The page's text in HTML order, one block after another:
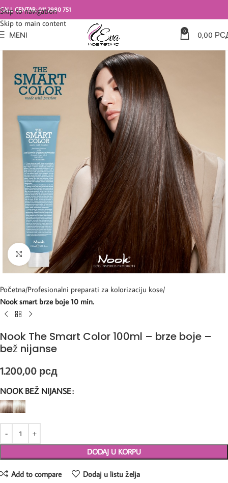
Skip to navigation
Skip to main content
CALL CENTAR: 011 2980 751
MENI 0 0,00
Kliknite za uvećanje
Početna Profesionalni preparati za kolorizaciju kose
Nook smart brze boje 10 min.
Nook The Smart Color 100ml – brze boje –
bež nijanse
1.200,00 рсд
NOOK BEŽ NIJANSE
DODAJ U KORPU
Add to compare Dodaj u listu želja